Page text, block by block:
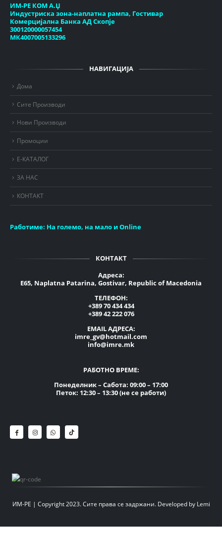
ИМ-РЕ КОМ А.Џ
Индустриска зона-наплатна рампа, Гостивар
Комерцијална Банка АД Скопје
300120000057454
МК4007005133296
НАВИГАЦИЈА
Дома
Сите Производи
Нови Производи
Промоции
Е-КАТАЛОГ
ЗА НАС
КОНТАКТ
Работиме: На големо, на мало и Online
КОНТАКТ
Адреса:
E65, Naplatna Patarina, Gostivar, Republic of Macedonia
ТЕЛЕФОН:
+389 70 434 434
+389 42 222 076
EMAIL АДРЕСА:
imre_gv@hotmail.com
info@imre.mk
РАБОТНО ВРЕМЕ:
Понеделник – Сабота: 09:00 – 17:00
Петок: 12:30 – 13:30 (не се работи)
ИМ-РЕ | Copyright 2023. Сите права се задржани. Developed by Lemi